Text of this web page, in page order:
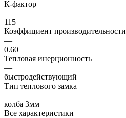
К-фактор
—
115
Коэффициент производительности
—
0.60
Тепловая инерционность
—
быстродействующий
Тип теплового замка
—
колба 3мм
Все характеристики